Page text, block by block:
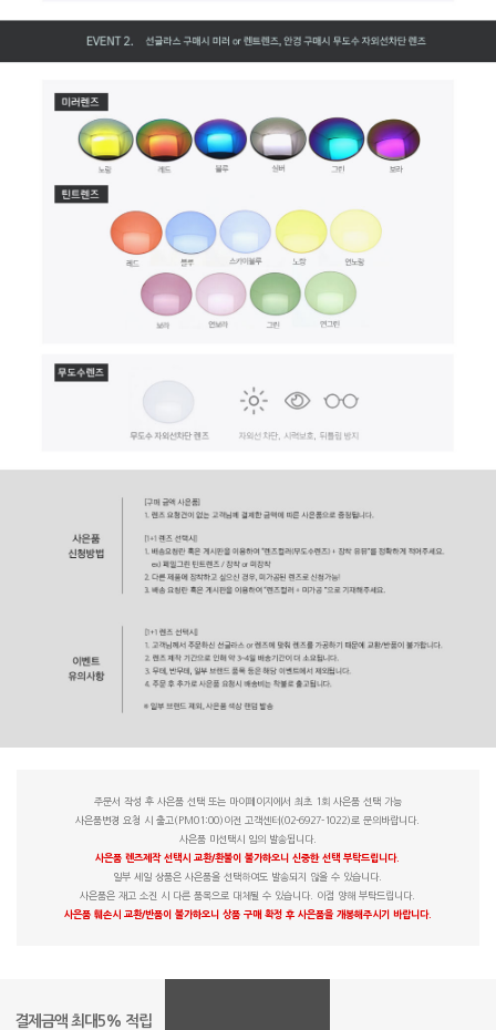
주문서 작성 후 사은품 선택 또는 마이페이지에서 최초 1회 사은품 선택 가능
사은품변경 요청 시 출고(PM01:00)이전 고객센터(02-6927-1022)로 문의바랍니다.
사은품 미선택시 임의 발송됩니다.
사은품 렌즈제작 선택시 교환/환불이 불가하오니 신중한 선택 부탁드립니다.
일부 세일 상품은 사은품을 선택하여도 발송되지 않을 수 있습니다.
사은품은 재고 소진 시 다른 품목으로 대체될 수 있습니다. 이점 양해 부탁드립니다.
사은품 훼손시 교환/반품이 불가하오니 상품 구매 확정 후 사은품을 개봉해주시기 바랍니다.
결제금액 최대5% 적립